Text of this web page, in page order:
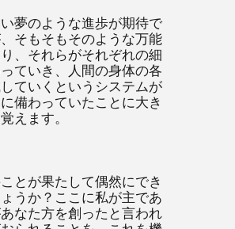
夢のような進歩が期待で
そもそもそのような万能
、それらがそれぞれの細
ていき、人間の身体の各
ていくというシステムが
備わっていたことに大き
えます。
とが果たして偶然にでき
うか？ここに私が主であ
なた方を創ったと言われ